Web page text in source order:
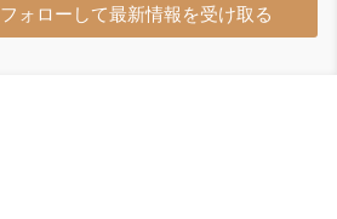
フォローして最新情報を受け取る